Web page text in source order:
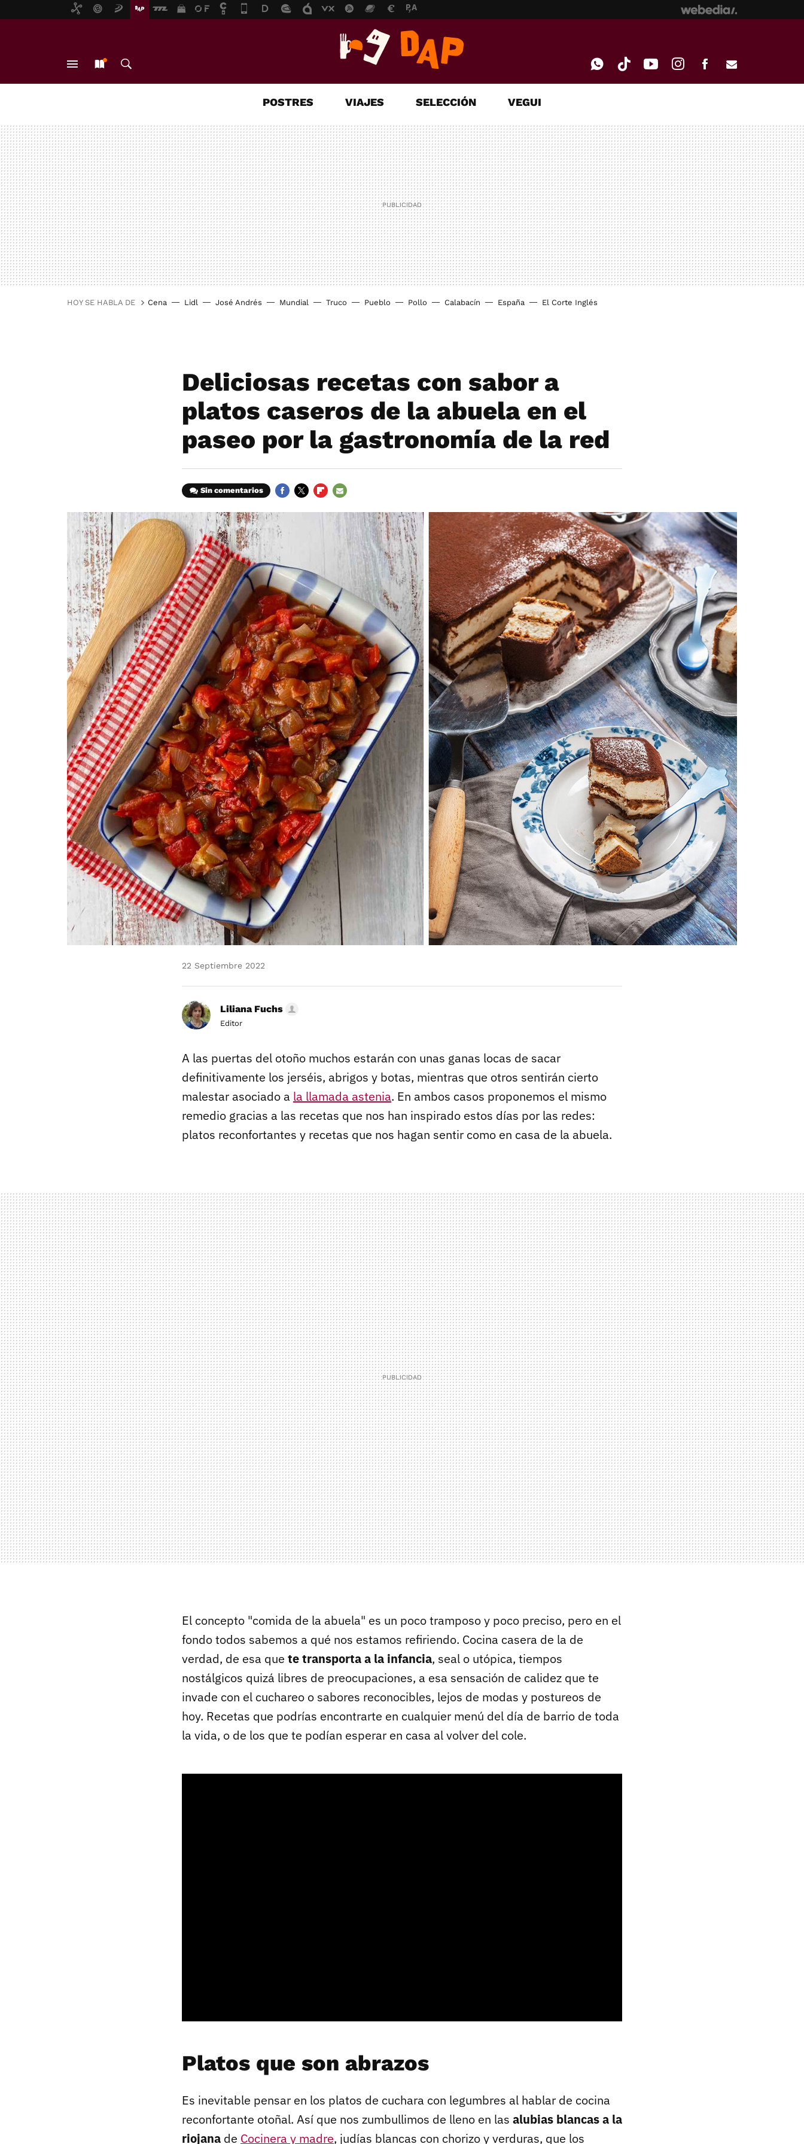
MAIL
POSTRES VIAJES SELECCIÓN VEGUI
HOY SE HABLA DE Cena Lidl José Andrés Mundial Truco Pueblo Pollo Calabacín España El Corte Inglés
Deliciosas recetas con sabor a
platos caseros de la abuela en el
paseo por la gastronomía de la red
Sin comentarios
MAIL
22 Septiembre 2022
Liliana Fuchs
Editor
A las puertas del otoño muchos estarán con unas ganas locas de sacar
definitivamente los jerséis, abrigos y botas, mientras que otros sentirán cierto
malestar asociado a la llamada astenia. En ambos casos proponemos el mismo
remedio gracias a las recetas que nos han inspirado estos días por las redes:
platos reconfortantes y recetas que nos hagan sentir como en casa de la abuela.
El concepto "comida de la abuela" es un poco tramposo y poco preciso, pero en el
fondo todos sabemos a qué nos estamos refiriendo. Cocina casera de la de
verdad, de esa que te transporta a la infancia, seal o utópica, tiempos
nostálgicos quizá libres de preocupaciones, a esa sensación de calidez que te
invade con el cuchareo o sabores reconocibles, lejos de modas y postureos de
hoy. Recetas que podrías encontrarte en cualquier menú del día de barrio de toda
la vida, o de los que te podían esperar en casa al volver del cole.
Platos que son abrazos
Es inevitable pensar en los platos de cuchara con legumbres al hablar de cocina
reconfortante otoñal. Así que nos zumbullimos de lleno en las alubias blancas a la
riojana de Cocinera y madre, judías blancas con chorizo y verduras, que los